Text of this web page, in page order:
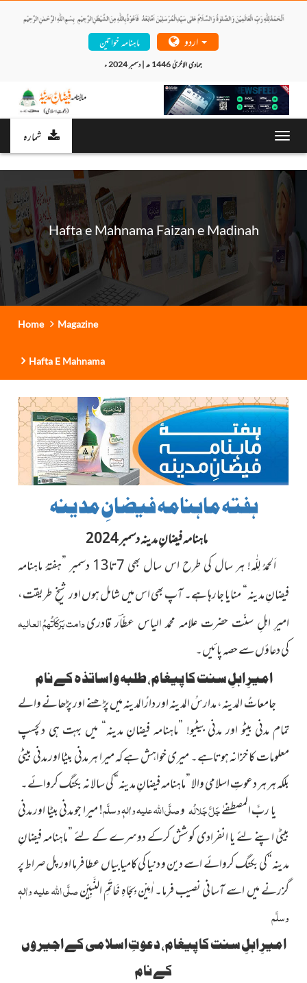
ماہنامہ خواتین
جمادی الاخریٰ 1446 ھ | دسمبر 2024 ء
شمارہ
Hafta e Mahnama Faizan e Madinah
Home Magazine
Hafta E Mahnama
ہفتہ ماہنامہ فیضانِ مدینہ
ماہنامہ فیضانِ مدینہ دسمبر 2024
اَلحمدُ لِلّٰہ! ہر سال کی طرح اس سال بھی 7تا13 دسمبر ”ہفتۂ ماہنامہ
فیضانِ مدینہ“ منایا جارہا ہے۔ آپ بھی اس میں شامل ہوںاور شیخِ طریقت،
امیرِ اہلِ سنّت حضرت علامہ محمد الیاس عطّاؔر قادریدامت بَرَکَاتُہمُ العالیہ
کی دعاؤں سے حصہ پائیں۔
امیرِ اہلِ سنت کا پیغام، طلبہ و اساتذہ کے نام
جامعاتُ المدینہ، مدارسُ المدینہ اور دارُالمدینہ میں پڑھنے اور پڑھانے والے
تمام مدنی بیٹو اور مدنی بیٹیو! ”ماہنامہ فیضانِ مدینہ“ میں بہت ہی دلچسپ
معلومات کا خزانہ ہوتاہے۔ میری خواہش ہے کہ میرا ہر مدنی بیٹا اور مدنی بیٹی
بلکہ ہر ہر دعوتِ اسلامی والا ”ماہنامہ فیضانِ مدینہ“کی سالانہ بکنگ کروائے۔
یا ربَّ المصطفےٰجَلَّ جَلالُہوصلَّی اللہ علیہ واٰلہٖ وسلَّم!میرا جو مدنی بیٹا اور مدنی
بیٹی اپنے لئے یا انفرادی کوشش کرکے دوسرے کے لئے ”ماہنامہ فیضانِ
مدینہ“کی بکنگ کروائے اسے دین و دنیا کی کامیابیاں عطا فرما اور پل صراط پر
گزرنے میں اسے آسانی نصیب فرما۔ اٰمِیْن بِجَاہِ خَاتَمِ النَّبِیّٖنصلَّی اللہ علیہ واٰلہٖ
وسلَّم
امیرِ اہلِ سنت کا پیغام، دعوتِ اسلامی کے اجیر وں
کے نام